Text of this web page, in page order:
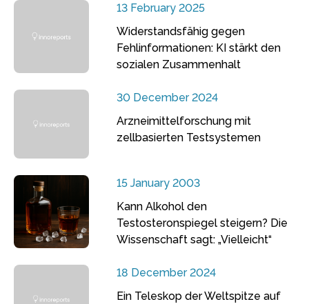
13 February 2025
Widerstandsfähig gegen
Fehlinformationen: KI stärkt den
sozialen Zusammenhalt
30 December 2024
Arzneimittelforschung mit
zellbasierten Testsystemen
15 January 2003
Kann Alkohol den
Testosteronspiegel steigern? Die
Wissenschaft sagt: „Vielleicht“
18 December 2024
Ein Teleskop der Weltspitze auf